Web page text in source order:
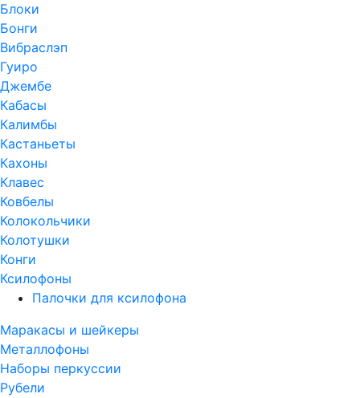
Блоки
Бонги
Вибраслэп
Гуиро
Джембе
Кабасы
Калимбы
Кастаньеты
Кахоны
Клавес
Ковбелы
Колокольчики
Колотушки
Конги
Ксилофоны
Палочки для ксилофона
Маракасы и шейкеры
Металлофоны
Наборы перкуссии
Рубели